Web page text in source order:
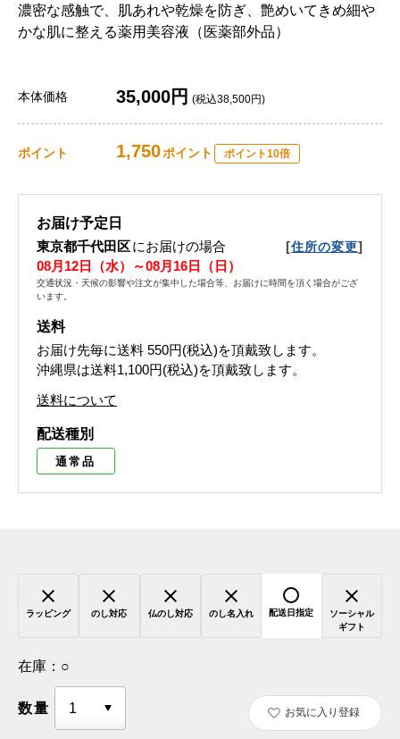
濃密な感触で、肌あれや乾燥を防ぎ、艶めいてきめ細や
かな肌に整える薬用美容液（医薬部外品）
本体価格 35,000円 (税込38,500円)
ポイント 1,750ポイント ポイント10倍
お届け予定日
東京都千代田区にお届けの場合 [住所の変更]
08月12日（水）～08月16日（日）
交通状況・天候の影響や注文が集中した場合等、お届けに時間を頂く場合がござ
います。
送料
お届け先毎に送料 550円(税込)を頂戴致します。
沖縄県は送料1,100円(税込)を頂戴致します。
送料について
配送種別
通常品
ラッピング のし対応 仏のし対応 のし名入れ 配送日指定
ソーシャル
ギフト
在庫： ○
数量 お気に入り登録